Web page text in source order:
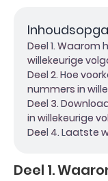
Deel 1. Waarom
willekeurige
Deel 2. Hoe
nummers in
Deel 3.
in willekeurige
Deel 4. Laatste
Deel 1.